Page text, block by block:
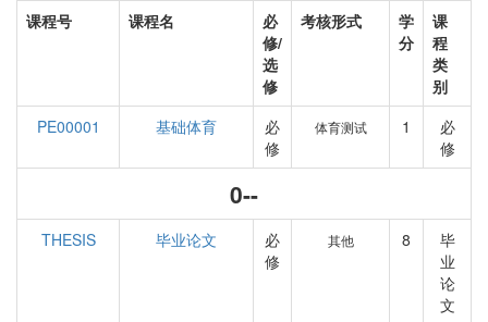
课程号 课程名
必
修/
选
修
考核形式
学
分
课
程
类
别
PE00001
基础体育
必
修
体育测试 1
必
修
0--
THESIS 毕业论文
必
修
其他 8
毕
业
论
文